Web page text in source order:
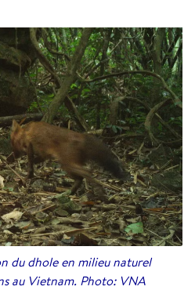
du dhole en milieu naturel
au Vietnam. Photo: VNA